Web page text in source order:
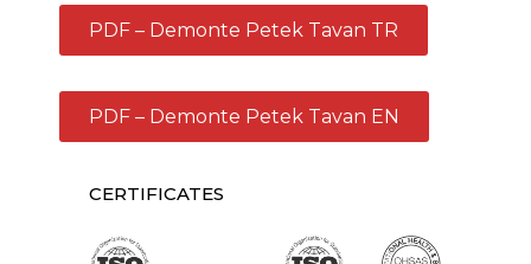
PDF – Demonte Petek Tavan TR
PDF – Demonte Petek Tavan EN
CERTIFICATES